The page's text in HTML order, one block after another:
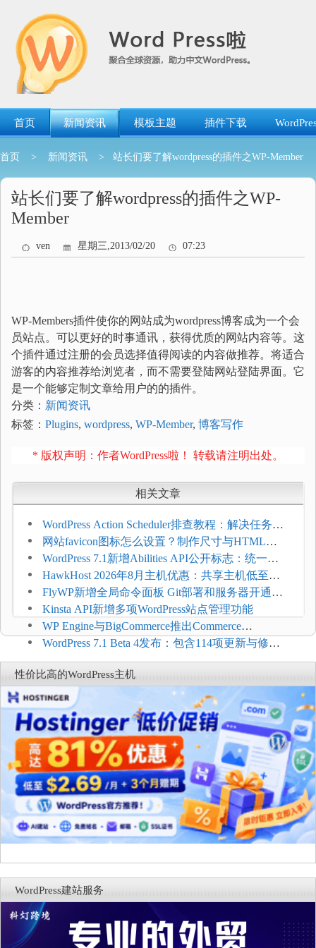
首页 新闻资讯 模板主题 插件下载
首页 > 新闻资讯 > 站长们要了解wordpress的插件之WP-Member
站长们要了解wordpress的插件之WP-
Member
ven 星期三,2013/02/20 07:23
WP-Members插件使你的网站成为wordpress博客成为一个会
员站点。可以更好的时事通讯，获得优质的网站内容等。这
个插件通过注册的会员选择值得阅读的内容做推荐。将适合
游客的内容推荐给浏览者，而不需要登陆网站登陆界面。它
是一个能够定制文章给用户的的插件。
分类： 新闻资讯
标签： Plugins, wordpress, WP-Member, 博客写作
* 版权声明：作者WordPress啦！ 转载请注明出处。
相关文章
WordPress Action Scheduler排查教程：解决任务积
压和订单延迟
网站favicon图标怎么设置？制作尺寸与HTML添
加方法
WordPress 7.1新增Abilities API公开标志：统一支
持REST API、MCP与AI代理
HawkHost 2026年8月主机优惠：共享主机低至
$2.61/月，高性能主机同步折扣
FlyWP新增全局命令面板 Git部署和服务器开通更
方便
Kinsta API新增多项WordPress站点管理功能
WP Engine与BigCommerce推出Commerce
Connect：WordPress商店可保留前台体验并扩展电
商能力
WordPress 7.1 Beta 4发布：包含114项更新与修
复，仅建议在测试环境体验
性价比高的WordPress主机
WordPress建站服务